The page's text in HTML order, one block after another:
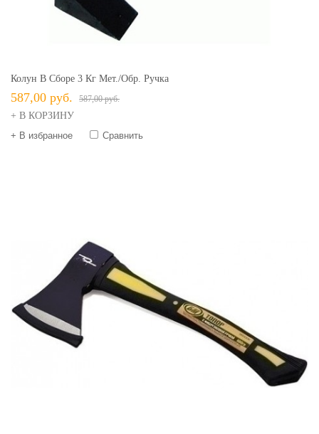
Колун В Сборе 3 Кг Мет./обр. Ручка
587,00 руб. 587,00 руб.
+ В КОРЗИНУ
+ В избранное
Сравнить